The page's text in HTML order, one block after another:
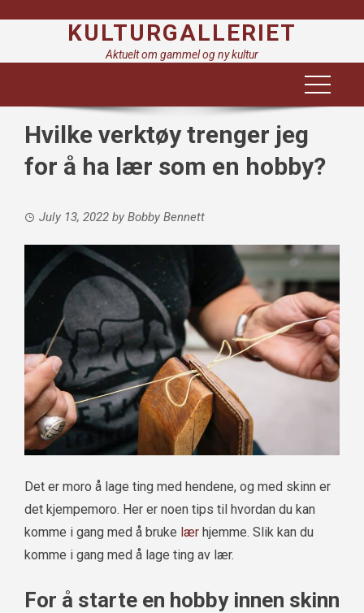
KULTURGALLERIET
Aktuelt om gammel og ny kultur
Hvilke verktøy trenger jeg
for å ha lær som en hobby?
July 13, 2022 by Bobby Bennett
Det er moro å lage ting med hendene, og med skinn er
det kjempemoro. Her er noen tips til hvordan du kan
komme i gang med å bruke lær hjemme. Slik kan du
komme i gang med å lage ting av lær.
For å starte en hobby innen skinn